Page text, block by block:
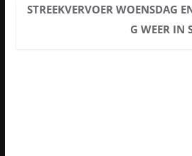
STREEKVERVOER WOENSDAG
G WEER IN